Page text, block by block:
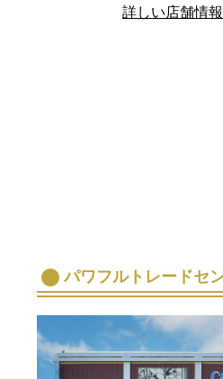
詳しい店舗情
パワフルトレードセ